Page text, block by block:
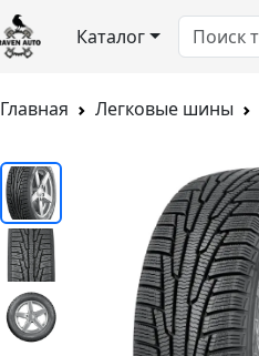
Каталог
Главная Легковые шины